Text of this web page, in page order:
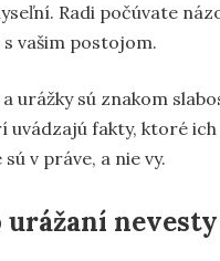
Radi počúvate
vašim postojom.
urážky sú znakom
uvádzajú fakty, ktoré ich
v práve, a nie vy.
urážaní nevesty